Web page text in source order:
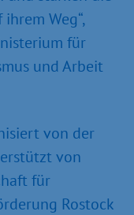
Weg“,
für
und Arbeit
von der
von
für
Rostock